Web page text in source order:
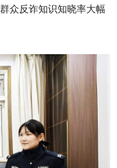
众反诈知识知晓率大幅